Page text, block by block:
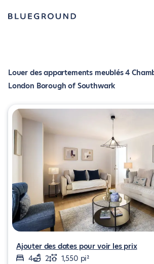
Louer des appartements meublés 4
London Borough of Southwark
Ajouter des dates pour voir les prix
4
2
1,550 pi²